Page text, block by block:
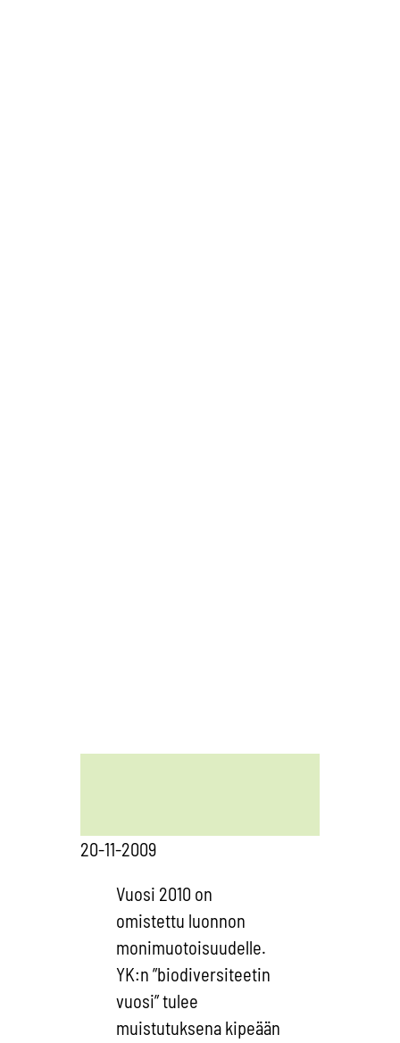
20-11-2009
Vuosi 2010 on
omistettu luonnon
monimuotoisuudelle.
YK:n ”biodiversiteetin
vuosi” tulee
muistutuksena kipeään